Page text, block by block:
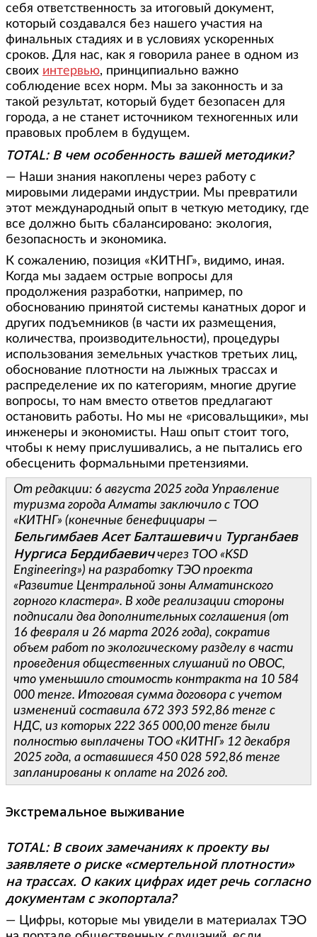
себя ответственность за итоговый документ,
который создавался без нашего участия на
финальных стадиях и в условиях ускоренных
сроков. Для нас, как я говорила ранее в одном из
своих интервью, принципиально важно
соблюдение всех норм. Мы за законность и за
такой результат, который будет безопасен для
города, а не станет источником техногенных или
правовых проблем в будущем.
TOTAL: В чем особенность вашей методики?
— Наши знания накоплены через работу с
мировыми лидерами индустрии. Мы превратили
этот международный опыт в четкую методику, где
все должно быть сбалансировано: экология,
безопасность и экономика.
К сожалению, позиция «КИТНГ», видимо, иная.
Когда мы задаем острые вопросы для
продолжения разработки, например, по
обоснованию принятой системы канатных дорог и
других подъемников (в части их размещения,
количества, производительности), процедуры
использования земельных участков третьих лиц,
обоснование плотности на лыжных трассах и
распределение их по категориям, многие другие
вопросы, то нам вместо ответов предлагают
остановить работы. Но мы не «рисовальщики», мы
инженеры и экономисты. Наш опыт стоит того,
чтобы к нему прислушивались, а не пытались его
обесценить формальными претензиями.
От редакции: 6 августа 2025 года Управление
туризма города Алматы заключило с ТОО
«КИТНГ» (конечные бенефициары —
Бельгимбаев Асет Балташевичи Турганбаев
Нургиса Бердибаевиччерез ТОО «KSD
Engineering») на разработку ТЭО проекта
«Развитие Центральной зоны Алматинского
горного кластера». В ходе реализации стороны
подписали два дополнительных соглашения (от
16 февраля и 26 марта 2026 года), сократив
объем работ по экологическому разделу в части
проведения общественных слушаний по ОВОС,
что уменьшило стоимость контракта на 10 584
000 тенге. Итоговая сумма договора с учетом
изменений составила 672 393 592,86 тенге с
НДС, из которых 222 365 000,00 тенге были
полностью выплачены ТОО «КИТНГ» 12 декабря
2025 года, а оставшиеся 450 028 592,86 тенге
запланированы к оплате на 2026 год.
Экстремальное выживание
TOTAL: В своих замечаниях к проекту вы
заявляете о риске «смертельной плотности»
на трассах. О каких цифрах идет речь согласно
документам с экопортала?
— Цифры, которые мы увидели в материалах ТЭО